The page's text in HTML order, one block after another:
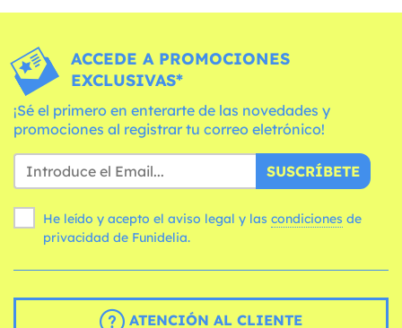
ACCEDE A PROMOCIONES
EXCLUSIVAS*
¡Sé el primero en enterarte de las novedades y
promociones al registrar tu correo eletrónico!
SUSCRÍBETE
He leído y acepto el aviso legal y las condiciones
privacidad de Funidelia.
ATENCIÓN AL CLIENTE